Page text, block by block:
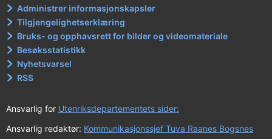
Administrer informasjonskapsler
Tilgjengelighetserklæring
Bruks- og opphavsrett for bilder og videomateriale
Besøksstatistikk
Nyhetsvarsel
RSS
Ansvarlig for Utenriksdepartementets sider:
Ansvarlig redaktør: Kommunikasjonssjef Tuva Raanes Bogsnes